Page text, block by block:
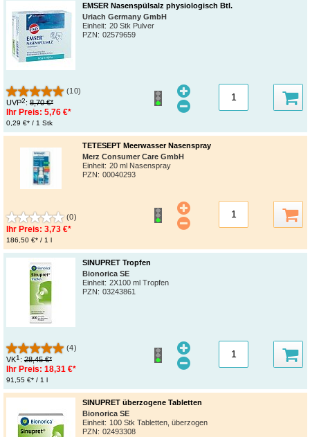
EMSER Nasenspülsalz physiologisch Btl.
Uriach Germany GmbH
Einheit: 20 Stk Pulver
PZN: 02579659
(10)
UVP2: 8,70 €*
Ihr Preis: 5,76 €*
0,29 €* / 1 Stk
TETESEPT Meerwasser Nasenspray
Merz Consumer Care GmbH
Einheit: 20 ml Nasenspray
PZN: 00040293
(0)
Ihr Preis: 3,73 €*
186,50 €* / 1 l
SINUPRET Tropfen
Bionorica SE
Einheit: 2X100 ml Tropfen
PZN: 03243861
(4)
VK1: 28,45 €*
Ihr Preis: 18,31 €*
91,55 €* / 1 l
SINUPRET überzogene Tabletten
Bionorica SE
Einheit: 100 Stk Tabletten, überzogen
PZN: 02493308